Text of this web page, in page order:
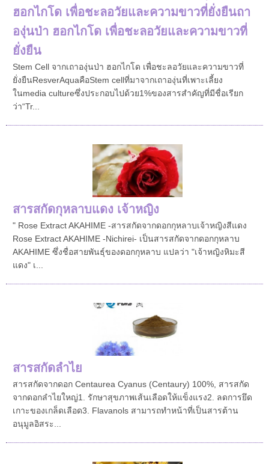
ฮอกไกโด เพื่อชะลอวัยและความขาวที่ยั่งยืนถา
องุ่นป่า ฮอกไกโด เพื่อชะลอวัยและความขาวที่
ยั่งยืน
Stem Cell จากเถาองุ่นป่า ฮอกไกโด เพื่อชะลอวัยและความขาวที่
ยั่งยืนResverAquaคือStem cellที่มาจากเถาองุ่นที่เพาะเลี้ยง
ในmedia cultureซึ่งประกอบไปด้วย1%ของสารสำคัญที่มีชื่อเรียก
ว่า“Tr...
สารสกัดกุหลาบแดง เจ้าหญิง
" Rose Extract AKAHIME -สารสกัดจากดอกกุหลาบเจ้าหญิงสีแดง
Rose Extract AKAHIME -Nichirei- เป็นสารสกัดจากดอกกุหลาบ
AKAHIME ซึ่งชื่อสายพันธุ์ของดอกกุหลาบ แปลว่า "เจ้าหญิงหิมะสี
แดง" เ...
สารสกัดลำไย
สารสกัดจากดอก Centaurea Cyanus (Centaury) 100%, สารสกัด
จากดอกลำไยใหญ่1. รักษาสุขภาพเส้นเลือดให้แข็งแรง2. ลดการยึด
เกาะของเกล็ดเลือด3. Flavanols สามารถทำหน้าที่เป็นสารต้าน
อนุมูลอิสระ...